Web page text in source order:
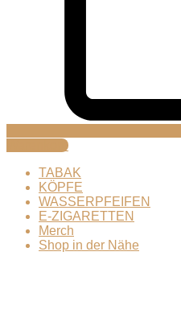
Warenkorb
TABAK
KÖPFE
WASSERPFEIFEN
E-ZIGARETTEN
Merch
Shop in der Nähe